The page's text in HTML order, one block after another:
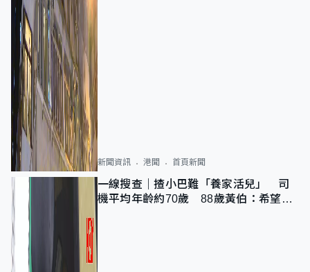
新聞資訊 港聞 首頁新聞
一線搜查｜揸小巴難「養家活兒」 司
機平均年齡約70歲 88歲黃伯：希望一